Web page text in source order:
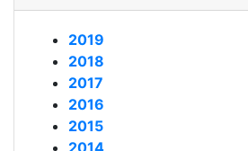
2019
2018
2017
2016
2015
2014